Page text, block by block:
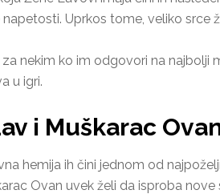
Uprkos tome, veliko srce
nekim ko im odgovori na najbolji
u igri.
i Muškarac
hemija ih čini jednom od
Ovan uvek želi da isproba